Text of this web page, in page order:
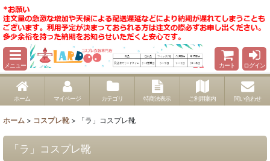
メニュー カート ログイン
ホーム マイページ カテゴリ 特商法表示 ご利用案内 問い合わせ
ホーム > コスプレ靴 > 「ラ」コスプレ靴
「ラ」コスプレ靴